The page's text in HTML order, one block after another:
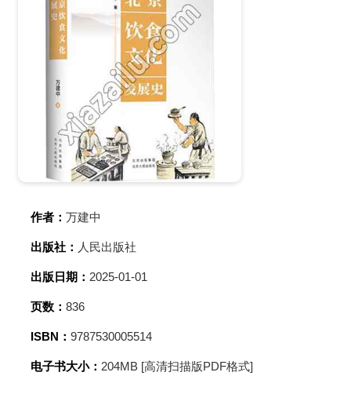
作者： 万建中
出版社： 人民出版社
出版日期： 2025-01-01
页数： 836
ISBN： 9787530005514
电子书大小： 204MB [高清扫描版PDF格式]